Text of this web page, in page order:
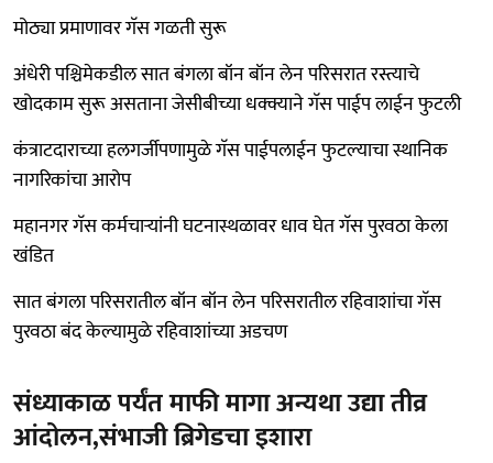
मोठ्या प्रमाणावर गॅस गळती सुरू
अंधेरी पश्चिमेकडील सात बंगला बॉन बॉन लेन परिसरात रस्त्याचे
खोदकाम सुरू असताना जेसीबीच्या धक्क्याने गॅस पाईप लाईन फुटली
कंत्राटदाराच्या हलगर्जीपणामुळे गॅस पाईपलाईन फुटल्याचा स्थानिक
नागरिकांचा आरोप
महानगर गॅस कर्मचाऱ्यांनी घटनास्थळावर धाव घेत गॅस पुरवठा केला
खंडित
सात बंगला परिसरातील बॉन बॉन लेन परिसरातील रहिवाशांचा गॅस
पुरवठा बंद केल्यामुळे रहिवाशांच्या अडचण
संध्याकाळ पर्यंत माफी मागा अन्यथा उद्या तीव्र
आंदोलन,संभाजी ब्रिगेडचा इशारा